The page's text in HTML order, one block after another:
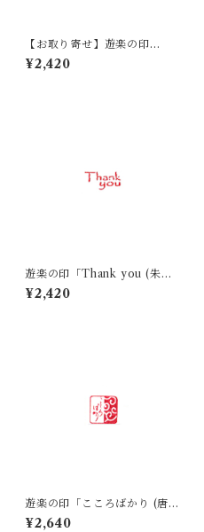
【お取り寄せ】遊楽の印
「傘」｜ 工房 蓮
¥2,420
遊楽の印「Thank you (朱
文)」｜ 工房 蓮
¥2,420
遊楽の印「こころばかり (唐
草)」｜ 工房 蓮
¥2,640